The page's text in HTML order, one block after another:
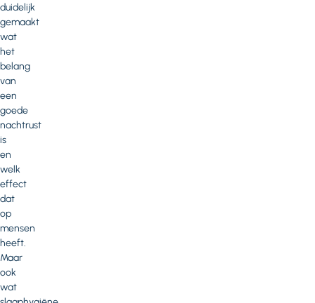
duidelijk
gemaakt
wat
het
belang
van
een
goede
nachtrust
is
en
welk
effect
dat
op
mensen
heeft.
Maar
ook
wat